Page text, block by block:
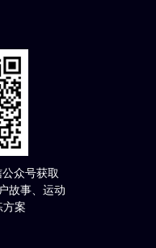
众号获取
故事、运动
方案